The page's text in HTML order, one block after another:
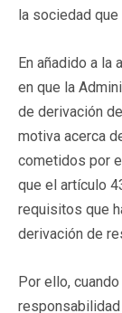
la sociedad que
En añadido a la
en que la
de derivación
motiva acerca
cometidos por
que el artículo
requisitos que
derivación de
Por ello,